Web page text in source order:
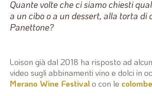
Quante volte che ci siamo chiesti
a un cibo o a un dessert, alla torta di
Panettone?
Loison già dal 2018 ha risposto ad
video sugli abbinamenti vino e dolci in
Merano Wine Festivalo con le